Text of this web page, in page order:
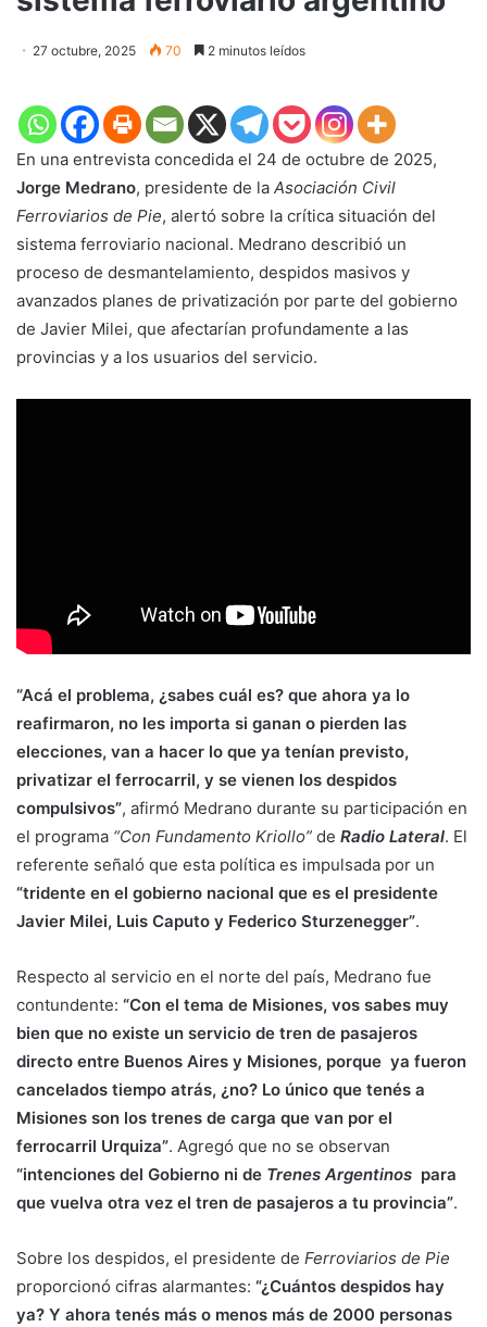
27 octubre, 2025 70 2 minutos leídos
En una entrevista concedida el 24 de octubre de 2025,
Jorge Medrano, presidente de la Asociación Civil
Ferroviarios de Pie, alertó sobre la crítica situación del
sistema ferroviario nacional. Medrano describió un
proceso de desmantelamiento, despidos masivos y
avanzados planes de privatización por parte del gobierno
de Javier Milei, que afectarían profundamente a las
provincias y a los usuarios del servicio.
“Acá el problema, ¿sabes cuál es? que ahora ya lo
reafirmaron, no les importa si ganan o pierden las
elecciones, van a hacer lo que ya tenían previsto,
privatizar el ferrocarril, y se vienen los despidos
compulsivos”, afirmó Medrano durante su participación en
el programa “Con Fundamento Kriollo” de Radio Lateral. El
referente señaló que esta política es impulsada por un
“tridente en el gobierno nacional que es el presidente
Javier Milei, Luis Caputo y Federico Sturzenegger”.
Respecto al servicio en el norte del país, Medrano fue
contundente: “Con el tema de Misiones, vos sabes muy
bien que no existe un servicio de tren de pasajeros
directo entre Buenos Aires y Misiones, porque ya fueron
cancelados tiempo atrás, ¿no? Lo único que tenés a
Misiones son los trenes de carga que van por el
ferrocarril Urquiza”. Agregó que no se observan
“intenciones del Gobierno ni de Trenes Argentinos para
que vuelva otra vez el tren de pasajeros a tu provincia”.
Sobre los despidos, el presidente de Ferroviarios de Pie
proporcionó cifras alarmantes: “¿Cuántos despidos hay
ya? Y ahora tenés más o menos más de 2000 personas